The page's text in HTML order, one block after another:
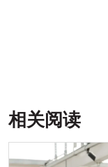
相关阅读